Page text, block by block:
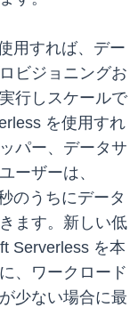
用すれば、デー
ビジョニングお
行しスケールで
を使用すれ
パー、データサ
ーザーは、
のうちにデータ
ます。新しい低
Serverless を本
、ワークロード
少ない場合に最